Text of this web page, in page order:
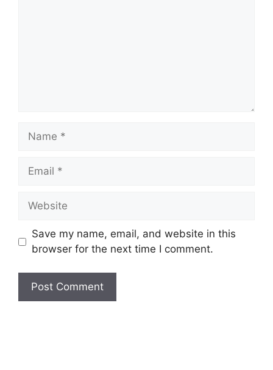
Save my name, email, and website in this
browser for the next time I comment.